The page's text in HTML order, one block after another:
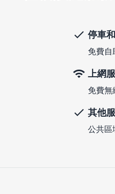
停車
免費自
上網
免費無
其他
公共區